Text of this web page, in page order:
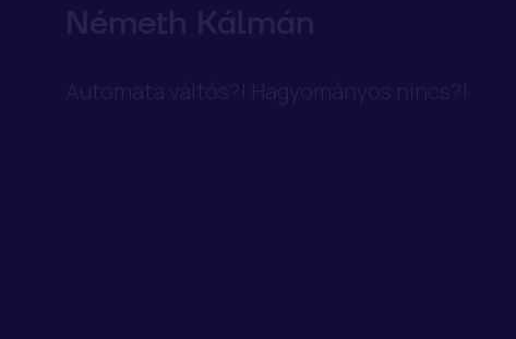
Németh Kálmán
Automata váltós?! Hagyományos nincs?!